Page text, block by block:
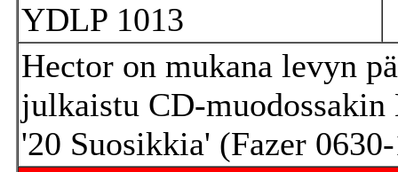
YDLP 1013
Hector on mukana levyn
julkaistu CD-
'20 Suosikkia' (Fazer